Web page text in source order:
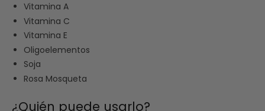
Vitamina A
Vitamina C
Vitamina E
Oligoelementos
Soja
Rosa Mosqueta
¿Quién puede usarlo?